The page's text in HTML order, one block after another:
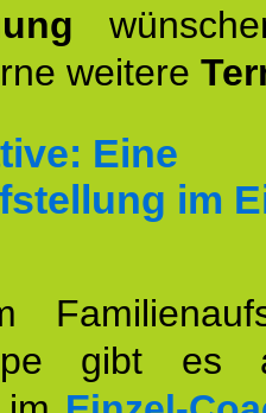
weitere
Eine
im
gibt es